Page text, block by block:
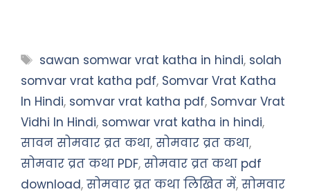
Tags
sawan somwar vrat katha in hindi, solah
somvar vrat katha pdf, Somvar Vrat Katha
In Hindi, somvar vrat katha pdf, Somvar Vrat
Vidhi In Hindi, somwar vrat katha in hindi,
सावन सोमवार व्रत कथा, सोमवार व्रत कथा,
सोमवार व्रत कथा PDF, सोमवार व्रत कथा pdf
download, सोमवार व्रत कथा लिखित में, सोमवार